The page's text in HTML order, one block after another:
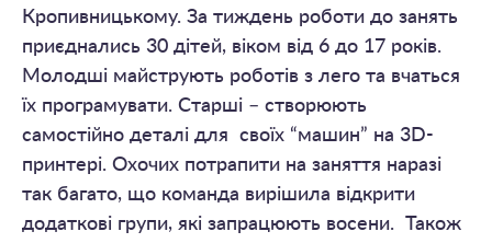
Кропивницькому. За тиждень роботи до занять
приєднались 30 дітей, віком від 6 до 17 років.
Молодші майструють роботів з лего та вчаться
їх програмувати. Старші – створюють
самостійно деталі для своїх “машин” на 3D-
принтері. Охочих потрапити на заняття наразі
так багато, що команда вирішила відкрити
додаткові групи, які запрацюють восени. Також